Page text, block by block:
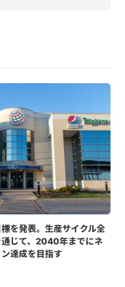
を発表。生産サイクル全
じて、2040年までにネ
達成を目指す